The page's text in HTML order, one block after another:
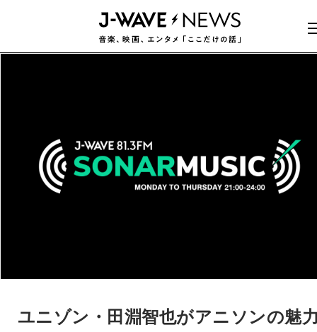
ユニゾン・田淵智也がアニソンの魅